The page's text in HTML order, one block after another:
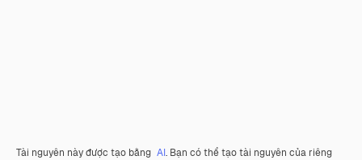
Tài nguyên này được tạo bằng AI. Bạn có thể tạo tài nguyên của riêng